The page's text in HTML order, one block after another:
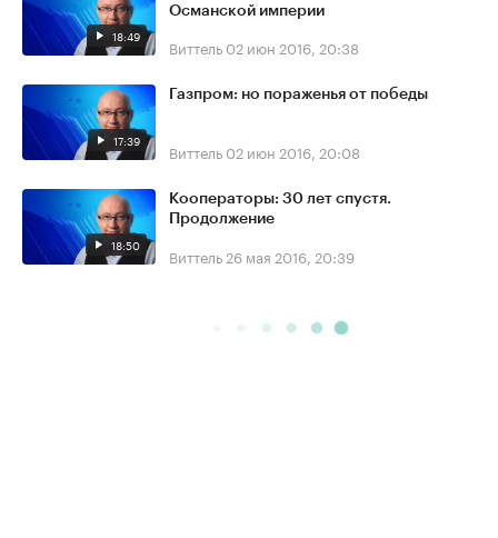
18:49
Османской империи
Виттель 02 июн 2016, 20:38
17:39
Газпром: но пораженья от победы
Виттель 02 июн 2016, 20:08
18:50
Кооператоры: 30 лет спустя.
Продолжение
Виттель 26 мая 2016, 20:39